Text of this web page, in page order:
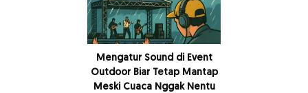
Mengatur Sound di Event
Outdoor Biar Tetap Mantap
Meski Cuaca Nggak Nentu